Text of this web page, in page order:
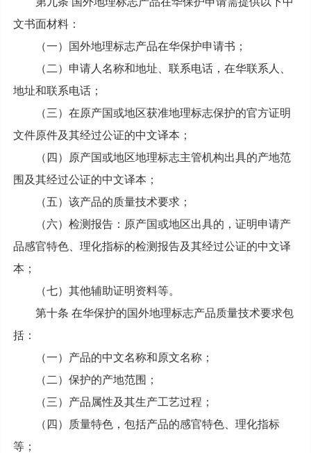
文书面材料：
（一）国外地理标志产品在华保护申请书；
（二）申请人名称和地址、联系电话，在华联系人、
地址和联系电话；
（三）在原产国或地区获准地理标志保护的官方证明
文件原件及其经过公证的中文译本；
（四）原产国或地区地理标志主管机构出具的产地范
围及其经过公证的中文译本；
（五）该产品的质量技术要求；
（六）检测报告：原产国或地区出具的，证明申请产
品感官特色、理化指标的检测报告及其经过公证的中文译
本；
（七）其他辅助证明资料等。
第十条 在华保护的国外地理标志产品质量技术要求包
括：
（一）产品的中文名称和原文名称；
（二）保护的产地范围；
（三）产品属性及其生产工艺过程；
（四）质量特色，包括产品的感官特色、理化指标
等；